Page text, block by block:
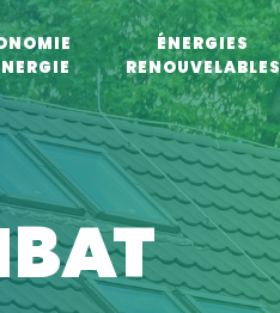
ÉNERGIES
RENOUVELABLES